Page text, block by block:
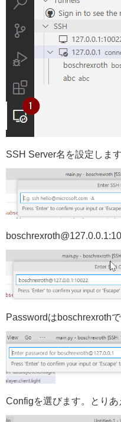
SSH Server名を設定します
Passwordはboschrexrothで
Configを選びます。とりあ